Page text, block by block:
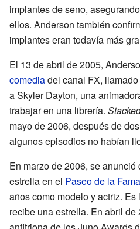
implantes de seno,
ellos. Anderson también
implantes eran todavía más
El 13 de abril de 2005,
comediadel canal FX, llamado
a Skyler Dayton, una
trabajar en una librería.
mayo de 2006, después de
algunos episodios no habían
En marzo de 2006, se
estrella en el Paseo de la Fama
años como modelo y actriz.
recibe una estrella. En abril de